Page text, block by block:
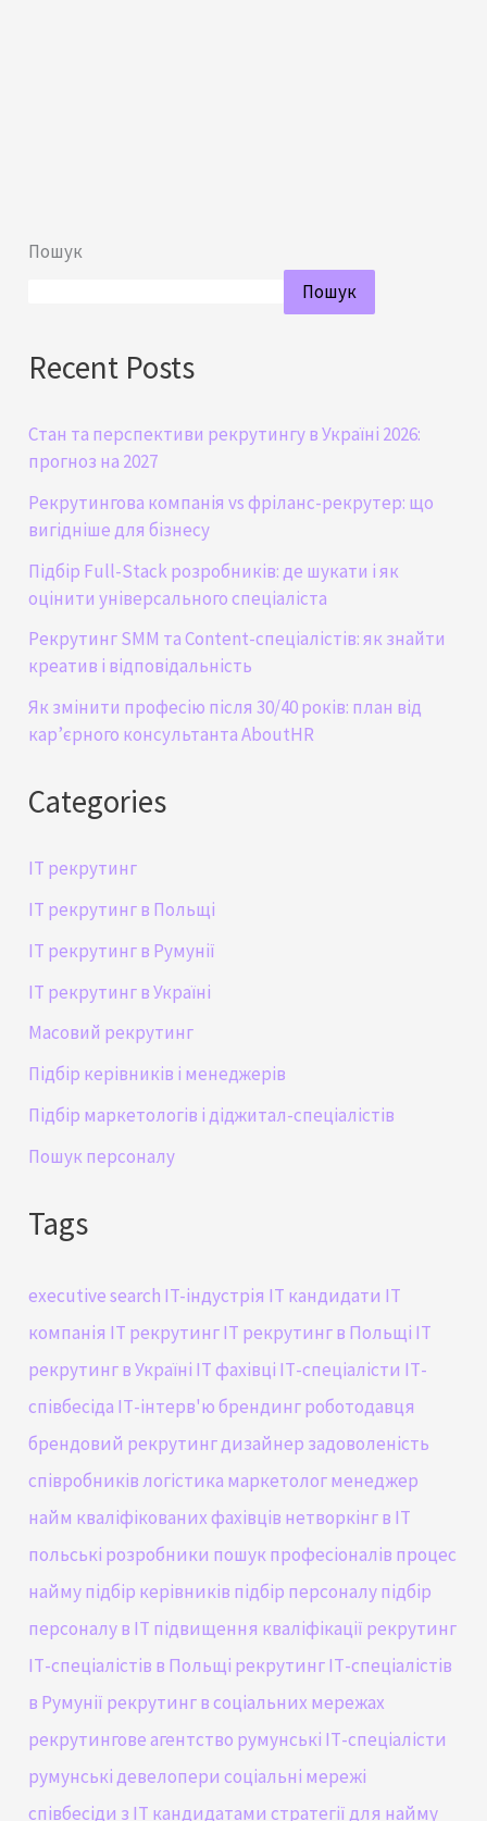
Пошук
Пошук
Recent Posts
Стан та перспективи рекрутингу в Україні 2026:
прогноз на 2027
Рекрутингова компанія vs фріланс-рекрутер: що
вигідніше для бізнесу
Підбір Full-Stack розробників: де шукати і як
оцінити універсального спеціаліста
Рекрутинг SMM та Content-спеціалістів: як знайти
креатив і відповідальність
Як змінити професію після 30/40 років: план від
кар’єрного консультанта AboutHR
Categories
IT рекрутинг
IT рекрутинг в Польщі
IT рекрутинг в Румунії
IT рекрутинг в Україні
Масовий рекрутинг
Підбір керівників і менеджерів
Підбір маркетологів і діджитал-спеціалістів
Пошук персоналу
Tags
executive search IT-індустрія IT кандидати IT
компанія IT рекрутингIT рекрутинг в Польщі IT
рекрутинг в Україні IT фахівці ІТ-спеціалісти ІТ-
співбесіда ІТ-інтерв'юбрендинг роботодавця
брендовий рекрутингдизайнер задоволеність
співробниківлогістика маркетологменеджер
найм кваліфікованих фахівців нетворкінг в IT
польські розробники пошук професіоналів процес
наймупідбір керівників підбір персоналупідбір
персоналу в ІТ підвищення кваліфікації рекрутинг
ІТ-спеціалістів в Польщі рекрутинг ІТ-спеціалістів
в Румунії рекрутинг в соціальних мережах
рекрутингове агентство румунські ІТ-спеціалісти
румунські девелопери соціальні мережі
співбесіди з IT кандидатами стратегії для найму